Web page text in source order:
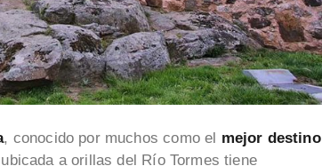
, conocido por muchos como el mejor destino
a orillas del Río Tormes tiene